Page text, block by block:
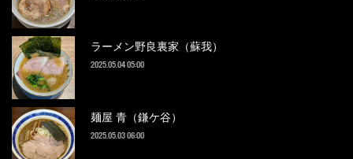
ラーメン野良裏家（蘇我）
2025.05.04 05:00
麺屋 青（鎌ケ谷）
2025.05.03 06:00